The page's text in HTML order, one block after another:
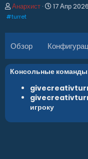
А
в
о
р
Анархист
Д
а
о
з
д
н
и
я
17 Апр 2026
#turret
Обзор
Консольные
игроку